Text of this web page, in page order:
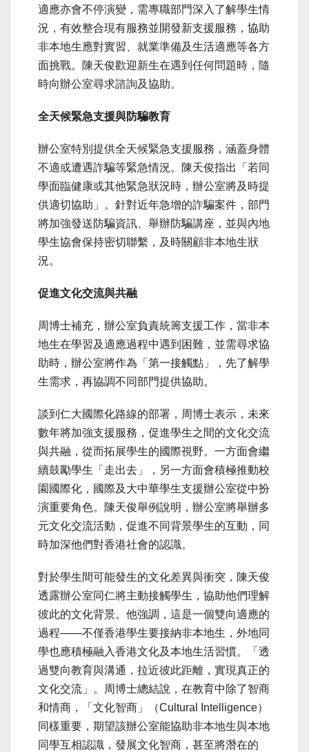
適應亦會不停演變，需專職部門深入了解學生情
況，有效整合現有服務並開發新支援服務，協助
非本地生應對實習、就業準備及生活適應等各方
面挑戰。陳天俊歡迎新生在遇到任何問題時，隨
時向辦公室尋求諮詢及協助。
全天候緊急支援與防騙教育
辦公室特別提供全天候緊急支援服務，涵蓋身體
不適或遭遇詐騙等緊急情況。陳天俊指出「若同
學面臨健康或其他緊急狀況時，辦公室將及時提
供適切協助」。針對近年急增的詐騙案件，部門
將加強發送防騙資訊、舉辦防騙講座，並與內地
學生協會保持密切聯繫，及時關顧非本地生狀
況。
促進文化交流與共融
周博士補充，辦公室負責統籌支援工作，當非本
地生在學習及適應過程中遇到困難，並需尋求協
助時，辦公室將作為「第一接觸點」，先了解學
生需求，再協調不同部門提供協助。
談到仁大國際化路線的部署，周博士表示，未來
數年將加強支援服務，促進學生之間的文化交流
與共融，從而拓展學生的國際視野。一方面會繼
續鼓勵學生「走出去」，另一方面會積極推動校
園國際化，國際及大中華學生支援辦公室從中扮
演重要角色。陳天俊舉例說明，辦公室將舉辦多
元文化交流活動，促進不同背景學生的互動，同
時加深他們對香港社會的認識。
對於學生間可能發生的文化差異與衝突，陳天俊
透露辦公室同仁將主動接觸學生，協助他們理解
彼此的文化背景。他強調，這是一個雙向適應的
過程——不僅香港學生要接納非本地生，外地同
學也應積極融入香港文化及本地生活習慣。「透
過雙向教育與溝通，拉近彼此距離，實現真正的
文化交流」。周博士總結說，在教育中除了智商
和情商，「文化智商」（Cultural Intelligence）
同樣重要，期望該辦公室能協助非本地生與本地
同學互相認識，發展文化智商，甚至將潛在的